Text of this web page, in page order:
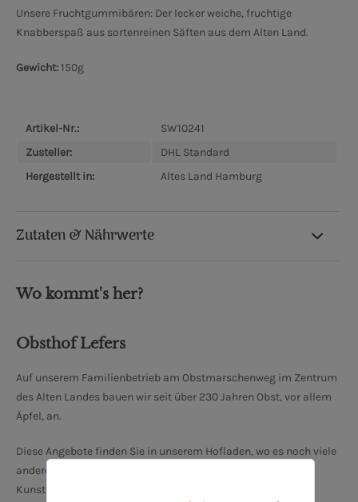
Unsere Fruchtgummibären: Der lecker weiche, fruchtige
Knabberspaß aus sortenreinen Säften aus dem Alten Land.
Gewicht:150g
Artikel-Nr.:
SW10241
Zusteller:
DHL Standard
Hergestellt in:
Altes Land Hamburg
Zutaten & Nährwerte
Wo kommt's her?
Obsthof Lefers
Auf unserem Familienbetrieb am Obstmarschenweg im Zentrum
des Alten Landes bauen wir seit über 230 Jahren Obst, vor allem
Äpfel, an.
Diese Angebote finden Sie in unserem Hofladen, wo es noch viele
andere leckere, teilweise hausgemachte Produkte sowie
Kunsthandwerk und Interessantes aus dem Alten Land zu